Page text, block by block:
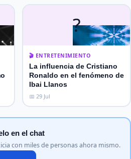
?
🎬 ENTRETENIMIENTO
La influencia de Cristiano
Ronaldo en el fenómeno de
Ibai Llanos
📅 29 Jul
en el chat
con miles de personas ahora mismo.